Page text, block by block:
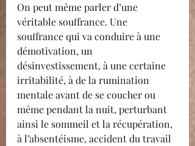
On peut même parler d’une
véritable souffrance. Une
souffrance qui va conduire à une
démotivation, un
désinvestissement, à une certaine
irritabilité, à de la rumination
mentale avant de se coucher ou
même pendant la nuit, perturbant
ainsi le sommeil et la récupération,
à l’absentéisme, accident du travail